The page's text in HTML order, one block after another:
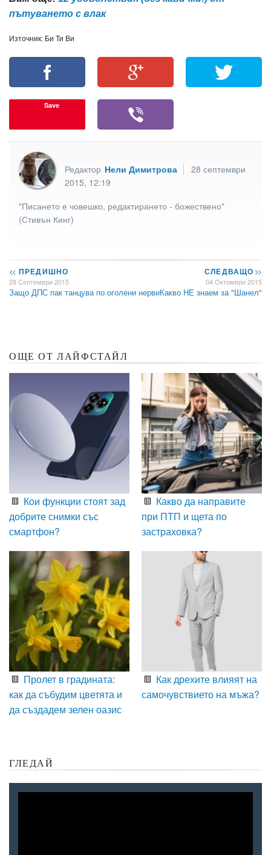
пътуването с влак
Източник: Би Ти Ви
Save
Редактор Нели Димитрова
28 септември
2015, 12:19
"Писането е човешко, редактирането - божествено"
(Стивън Кинг)
<< ПРЕДИШНО
28 Септември 2015
Защо ДПС пак танцува по оголени нерви
СЛЕДВАЩО>>
04 Октомври 2015
Какво НЕ знаем за "Шанел"
ОЩЕ ОТ ЛАЙФСТАЙЛ
Кои функции стоят зад
добрите снимки със
смартфон?
Какво да направите
при ПТП и щета по
застраховка?
Пролет в градината:
как да събудим цветята и
да създадем зелен оазис
Как дрехите влияят на
самочувствието на мъжа?
ГЛЕДАЙ